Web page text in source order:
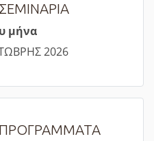
μήνα
2026
ΠΡΟΓΡΑΜΜΑΤΑ